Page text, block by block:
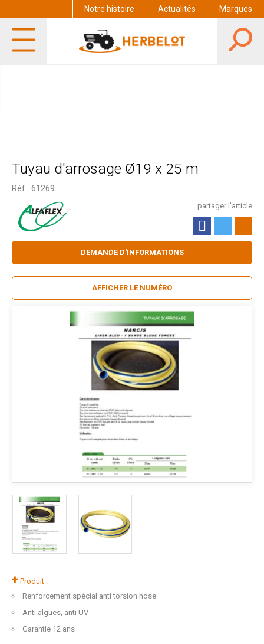
Notre histoire Actualités Marques
Tuyau d'arrosage Ø19 x 25 m
Réf : 61269
+ Produit :
Renforcement spécial anti torsion hose
Anti algues, anti UV
Garantie 12 ans
partager l'article
DEMANDE D'INFORMATIONS
AFFICHER LE NUMÉRO